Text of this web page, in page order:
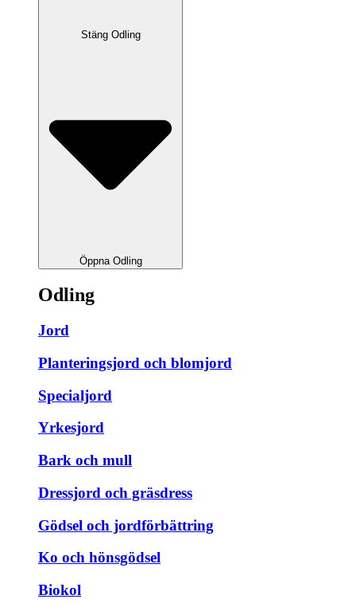
Stäng Odling
Öppna Odling
Odling
Jord
Planteringsjord och blomjord
Specialjord
Yrkesjord
Bark och mull
Dressjord och gräsdress
Gödsel och jordförbättring
Ko och hönsgödsel
Biokol